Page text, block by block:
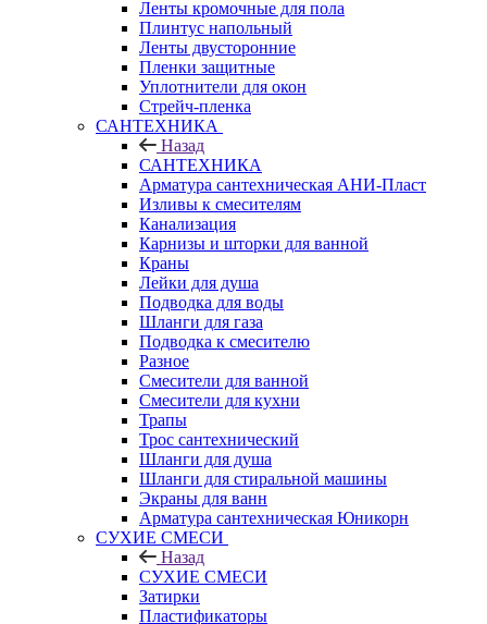
Ленты кромочные для пола
Плинтус напольный
Ленты двусторонние
Пленки защитные
Уплотнители для окон
Стрейч-пленка
САНТЕХНИКА
Назад
САНТЕХНИКА
Арматура сантехническая АНИ-Пласт
Изливы к смесителям
Канализация
Карнизы и шторки для ванной
Краны
Лейки для душа
Подводка для воды
Шланги для газа
Подводка к смесителю
Разное
Смесители для ванной
Смесители для кухни
Трапы
Трос сантехнический
Шланги для душа
Шланги для стиральной машины
Экраны для ванн
Арматура сантехническая Юникорн
СУХИЕ СМЕСИ
Назад
СУХИЕ СМЕСИ
Затирки
Пластификаторы